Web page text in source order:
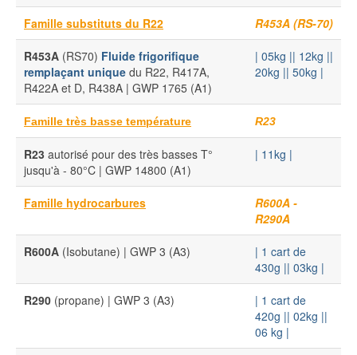
Famille substituts du R22 R453A (RS-70)
R453A (RS70) Fluide frigorifique
remplaçant unique du R22, R417A,
R422A et D, R438A | GWP 1765 (A1)
| 05kg || 12kg ||
20kg || 50kg |
Famille très basse température R23
R23 autorisé pour des très basses T°
jusqu'à - 80°C | GWP 14800 (A1)
| 11kg |
Famille hydrocarbures
R600A -
R290A
R600A (Isobutane) | GWP 3 (A3)
| 1 cart de
430g || 03kg |
R290 (propane) | GWP 3 (A3)
| 1 cart de
420g || 02kg ||
06 kg |